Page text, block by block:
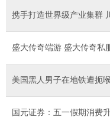
盛大传奇端游 盛大传奇私
美国黑人男子在地铁遭扼
国元证券：五一假期消费